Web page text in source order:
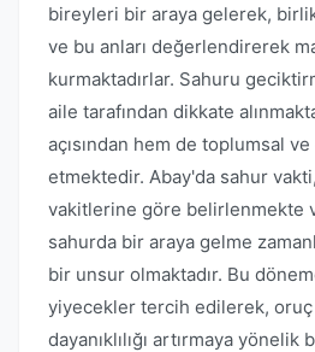
bireyleri bir araya gelerek,
ve bu anları değerlendirerek
kurmaktadırlar. Sahuru
aile tarafından dikkate
açısından hem de toplumsal
etmektedir. Abay'da sahur
vakitlerine göre belirlenmekte
sahurda bir araya gelme
bir unsur olmaktadır. Bu
yiyecekler tercih edilerek,
dayanıklılığı artırmaya